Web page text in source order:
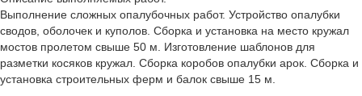
Выполнение сложных опалубочных работ. Устройство опалубки
сводов, оболочек и куполов. Сборка и установка на место кружал
мостов пролетом свыше 50 м. Изготовление шаблонов для
разметки косяков кружал. Сборка коробов опалубки арок. Сборка и
установка строительных ферм и балок свыше 15 м.